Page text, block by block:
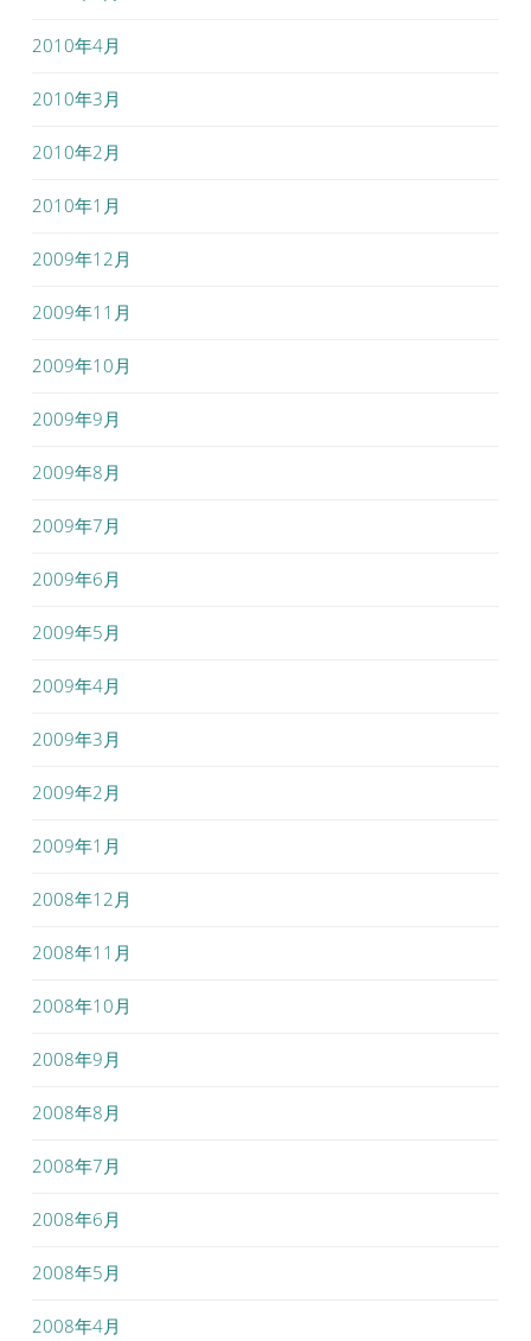
2010年4月
2010年3月
2010年2月
2010年1月
2009年12月
2009年11月
2009年10月
2009年9月
2009年8月
2009年7月
2009年6月
2009年5月
2009年4月
2009年3月
2009年2月
2009年1月
2008年12月
2008年11月
2008年10月
2008年9月
2008年8月
2008年7月
2008年6月
2008年5月
2008年4月